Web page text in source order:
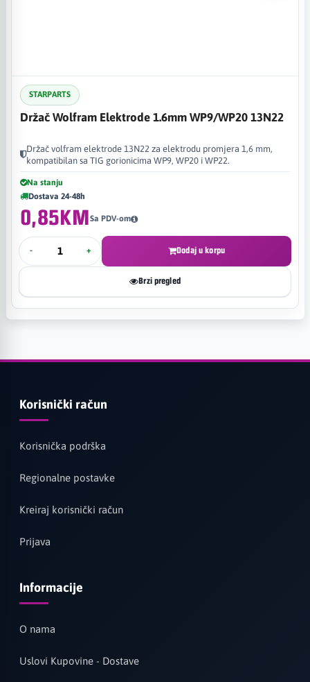
STARPARTS
Držač Wolfram Elektrode 1.6mm WP9/WP20 13N22
Držač volfram elektrode 13N22 za elektrodu promjera 1,6 mm,
kompatibilan sa TIG gorionicima WP9, WP20 i WP22.
Na stanju
Dostava 24-48h
0,85KMSa PDV-om
- + Dodaj u korpu
Brzi pregled
Korisnički račun
Korisnička podrška
Regionalne postavke
Kreiraj korisnički račun
Prijava
Informacije
O nama
Uslovi Kupovine - Dostave